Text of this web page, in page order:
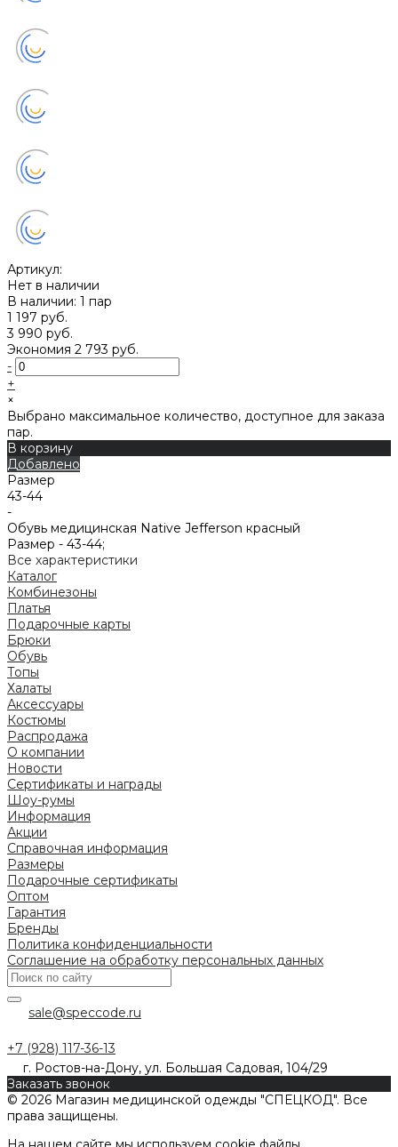
Артикул:
Нет в наличии
В наличии: 1 пар
1 197 руб.
3 990 руб.
Экономия 2 793 руб.
-
+
×
Выбрано максимальное количество, доступное для заказа
пар.
В корзину
Добавлено
Размер
43-44
-
Обувь медицинская Native Jefferson красный
Размер - 43-44;
Все характеристики
Каталог
Комбинезоны
Платья
Подарочные карты
Брюки
Обувь
Топы
Халаты
Аксессуары
Костюмы
Распродажа
О компании
Новости
Сертификаты и награды
Шоу-румы
Информация
Акции
Справочная информация
Размеры
Подарочные сертификаты
Оптом
Гарантия
Бренды
Политика конфиденциальности
Соглашение на обработку персональных данных
sale@speccode.ru
+7 (928) 117-36-13
г. Ростов-на-Дону, ул. Большая Садовая, 104/29
Заказать звонок
© 2026 Магазин медицинской одежды "СПЕЦКОД". Все
права защищены.